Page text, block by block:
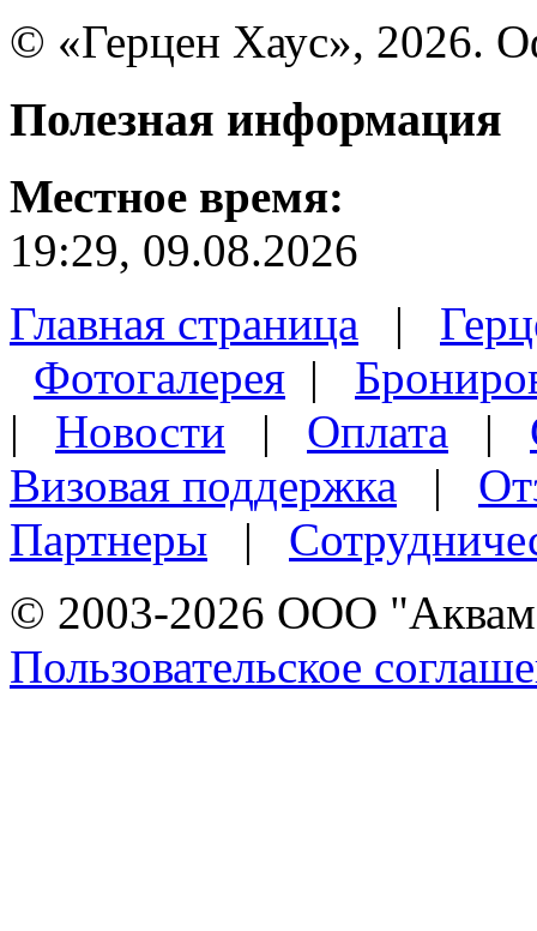
© «Герцен Хаус», 2026.
Полезная информация
Местное время:
19:29, 09.08.2026
Главная страница |
Фотогалерея |
| Новости | Оплата |
Визовая поддержка |
Партнеры |
© 2003-2026 ООО
Пользовательское